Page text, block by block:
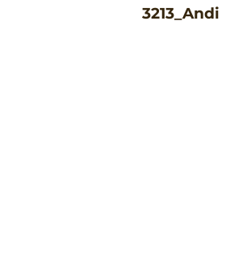
3213_Andi